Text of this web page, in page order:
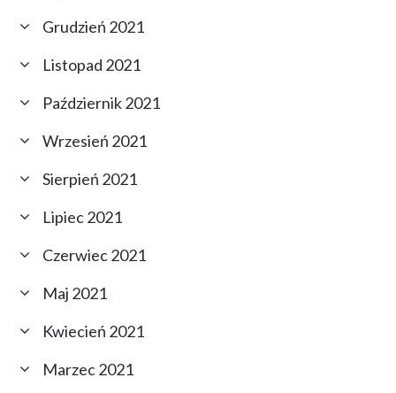
Grudzień 2021
Listopad 2021
Październik 2021
Wrzesień 2021
Sierpień 2021
Lipiec 2021
Czerwiec 2021
Maj 2021
Kwiecień 2021
Marzec 2021